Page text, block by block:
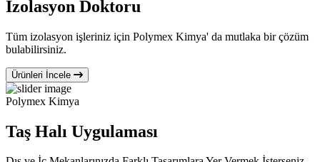
İzolasyon Doktoru
Tüm izolasyon işleriniz için Polymex Kimya' da mutlaka bir çözüm
bulabilirsiniz.
Ürünleri İncele
Polymex Kimya
Taş Halı Uygulaması